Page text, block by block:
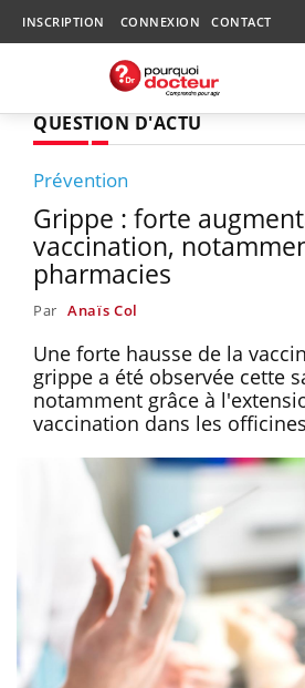
INSCRIPTION CONNEXION CONTACT
QUESTION D'ACTU
Prévention
Grippe : forte
vaccination,
pharmacies
Par Anaïs Col
Une forte hausse de la
grippe a été observée cette
notamment grâce à
vaccination dans les